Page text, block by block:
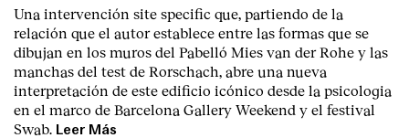
Una intervención site specific que, partiendo de la
relación que el autor establece entre las formas que se
dibujan en los muros del Pabelló Mies van der Rohe y las
manchas del test de Rorschach, abre una nueva
interpretación de este edificio icónico desde la psicologia
en el marco de Barcelona Gallery Weekend y el festival
Swab. Leer Más